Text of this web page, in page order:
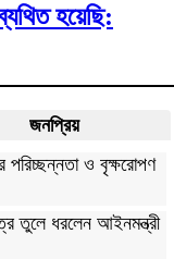
হয়েছি:
জনপ্রিয়
পরিচ্ছন্নতা ও বৃক্ষরোপণ
তুলে ধরলেন আইনমন্ত্রী